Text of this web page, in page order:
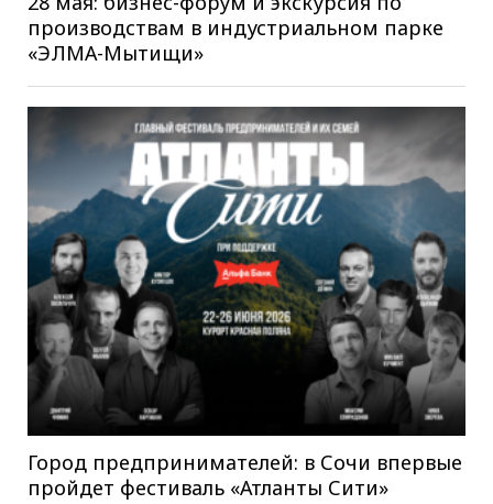
производствам в индустриальном парке
«ЭЛМА-Мытищи»
Город предпринимателей: в Сочи впервые
пройдет фестиваль «Атланты Сити»